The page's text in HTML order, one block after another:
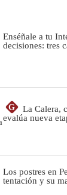
Enséñale a tu
decisiones: tres
G
La Calera,
evalúa nueva
Los postres en
tentación y su